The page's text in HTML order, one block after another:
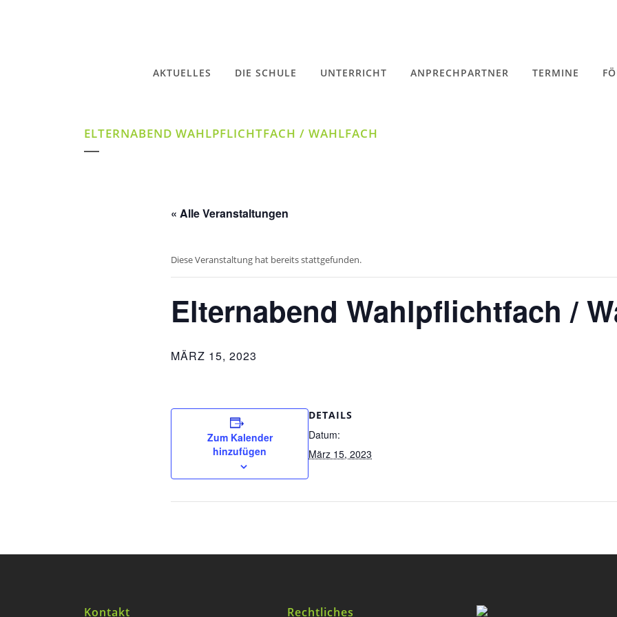
AKTUELLES DIE SCHULE UNTERRICHT ANPRECHPARTNER TERMINE
ELTERNABEND WAHLPFLICHTFACH / WAHLFACH
« Alle Veranstaltungen
Diese Veranstaltung hat bereits stattgefunden.
Elternabend Wahlpflichtfach /
MÄRZ 15, 2023
Zum Kalender
hinzufügen
DETAILS
Datum:
März 15, 2023
Kontakt Rechtliches